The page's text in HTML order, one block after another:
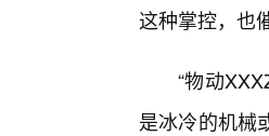
这种掌控，也
“物动
是冰冷的机械